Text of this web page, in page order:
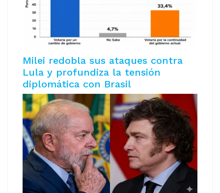
Milei redobla sus ataques contra
Lula y profundiza la tensión
diplomática con Brasil